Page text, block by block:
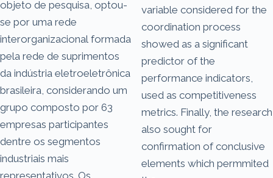
objeto de pesquisa, optou-
se por uma rede
interorganizacional formada
pela rede de suprimentos
da indústria eletroeletrônica
brasileira, considerando um
grupo composto por 63
empresas participantes
dentre os segmentos
industriais mais
representativos. Os
variable considered for the
coordination process
showed as a significant
predictor of the
performance indicators,
used as competitiveness
metrics. Finally, the research
also sought for
confirmation of conclusive
elements which permmited